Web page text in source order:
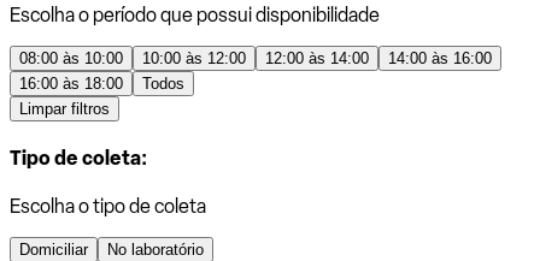
Escolha o período que possui disponibilidade
08:00 às 10:00 10:00 às 12:00 12:00 às 14:00
14:00 às 16:00
16:00 às 18:00
Todos
Limpar filtros
Tipo de coleta:
Escolha o tipo de coleta
Domiciliar No laboratório